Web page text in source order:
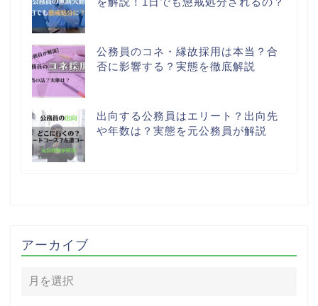
公務員のコネ・縁故採用は本当？合
否に影響する？実態を徹底解説
出向する公務員はエリート？出向先
や年数は？実態を元公務員が解説
アーカイブ